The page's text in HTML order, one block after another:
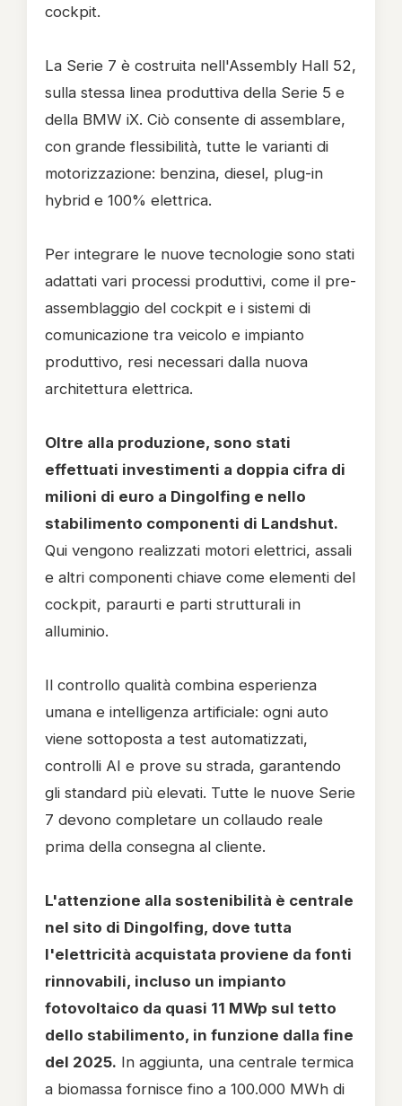
cockpit.
La Serie 7 è costruita nell'Assembly Hall 52,
sulla stessa linea produttiva della Serie 5 e
della BMW iX. Ciò consente di assemblare,
con grande flessibilità, tutte le varianti di
motorizzazione: benzina, diesel, plug-in
hybrid e 100% elettrica.
Per integrare le nuove tecnologie sono stati
adattati vari processi produttivi, come il pre-
assemblaggio del cockpit e i sistemi di
comunicazione tra veicolo e impianto
produttivo, resi necessari dalla nuova
architettura elettrica.
Oltre alla produzione, sono stati
effettuati investimenti a doppia cifra di
milioni di euro a Dingolfing e nello
stabilimento componenti di Landshut.
Qui vengono realizzati motori elettrici, assali
e altri componenti chiave come elementi del
cockpit, paraurti e parti strutturali in
alluminio.
Il controllo qualità combina esperienza
umana e intelligenza artificiale: ogni auto
viene sottoposta a test automatizzati,
controlli AI e prove su strada, garantendo
gli standard più elevati. Tutte le nuove Serie
7 devono completare un collaudo reale
prima della consegna al cliente.
L'attenzione alla sostenibilità è centrale
nel sito di Dingolfing, dove tutta
l'elettricità acquistata proviene da fonti
rinnovabili, incluso un impianto
fotovoltaico da quasi 11 MWp sul tetto
dello stabilimento, in funzione dalla fine
del 2025. In aggiunta, una centrale termica
a biomassa fornisce fino a 100.000 MWh di